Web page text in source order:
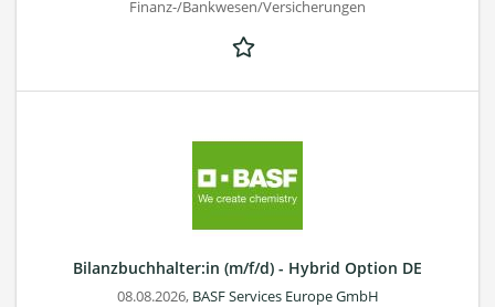
Finanz-/Bankwesen/Versicherungen
Bilanzbuchhalter:in (m/f/d) - Hybrid Option DE
08.08.2026, BASF Services Europe GmbH